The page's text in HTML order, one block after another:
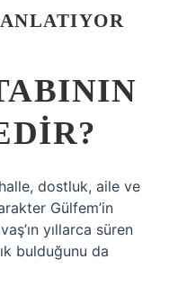
dostluk, aile ve
Gülfem’in
yıllarca süren
bulduğunu da